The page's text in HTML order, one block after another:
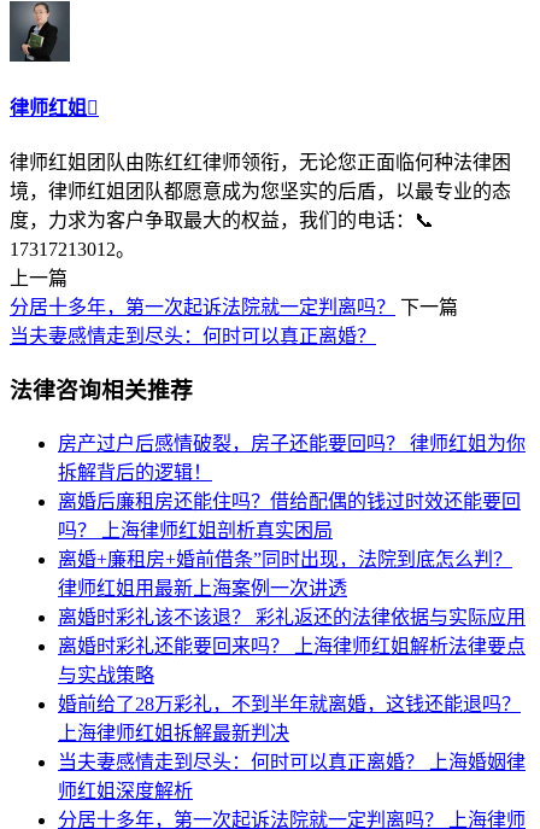
律师红姐 
律师红姐团队由陈红红律师领衔，无论您正面临何种法律困
境，律师红姐团队都愿意成为您坚实的后盾，以最专业的态
度，力求为客户争取最大的权益，我们的电话：📞
17317213012。
上一篇
分居十多年，第一次起诉法院就一定判离吗？
下一篇
当夫妻感情走到尽头：何时可以真正离婚？
法律咨询相关推荐
房产过户后感情破裂，房子还能要回吗？ 律师红姐为你
拆解背后的逻辑！
离婚后廉租房还能住吗？借给配偶的钱过时效还能要回
吗？
上海律师红姐剖析真实困局​​
离婚+廉租房+婚前借条”同时出现，法院到底怎么判？
律师红姐用最新上海案例一次讲透
离婚时彩礼该不该退？ 彩礼返还的法律依据与实际应用
离婚时彩礼还能要回来吗？
上海律师红姐解析法律要点
与实战策略
婚前给了28万彩礼，不到半年就离婚，这钱还能退吗？
上海律师红姐拆解最新判决
当夫妻感情走到尽头：何时可以真正离婚？
上海婚姻律
师红姐深度解析
分居十多年，第一次起诉法院就一定判离吗？
上海律师